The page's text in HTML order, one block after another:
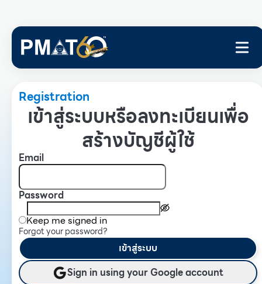
Registration
เข้าสู่ระบบหรือลงทะเบียนเพื่อ
สร้างบัญชีผู้ใช้
Email
Password
Keep me signed in
Forgot your password?
เข้าสู่ระบบ
Sign in using your Google account